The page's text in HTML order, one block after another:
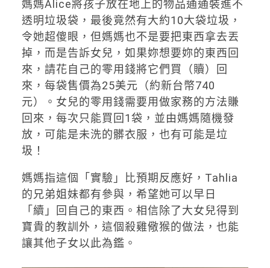
媽媽Alice將孩子放在地上的物品通通裝進不
透明垃圾袋，最後竟然有大約10大袋垃圾，
令她超傻眼，但媽媽也不是要把東西拿去丟
掉，而是告訴女兒，如果妳想要妳的東西回
來，請花自己的零用錢將它們買（贖）回
來，每袋售價為25美元（約新台幣740
元）。女兒的零用錢需要用做家務的方法賺
回來，每次只能買回1袋，並由媽媽隨機發
放，可能是未洗的髒衣服，也有可能是垃
圾！
媽媽指這個「實驗」比預期反應好，Tahlia
的兄弟姐妹都有參與，希望她可以早日
「續」回自己的東西。相信除了大女兒得到
寶貴的教訓外，這個殺雞儆猴的做法，也能
讓其他子女以此為鑑。